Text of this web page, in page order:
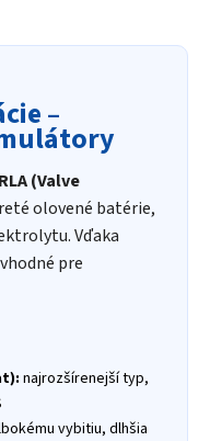
–
(Valve
olovené batérie,
Vďaka
pre
najrozšírenejší typ,
vybitiu, dlhšia